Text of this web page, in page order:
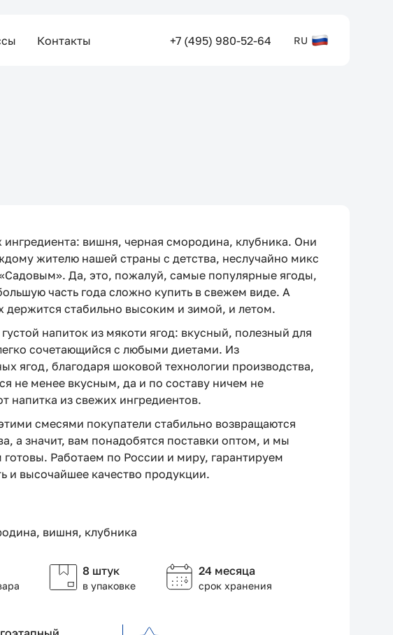
Контакты +7 (495) 980-52-64 RU
ингредиента: вишня, черная смородина, клубника. Они
жителю нашей страны с детства, неслучайно микс
Да, это, пожалуй, самые популярные ягоды,
часть года сложно купить в свежем виде. А
держится стабильно высоким и зимой, и летом.
напиток из мякоти ягод: вкусный, полезный для
сочетающийся с любыми диетами. Из
ягод, благодаря шоковой технологии производства,
не менее вкусным, да и по составу ничем не
напитка из свежих ингредиентов.
смесями покупатели стабильно возвращаются
а значит, вам понадобятся поставки оптом, и мы
готовы. Работаем по России и миру, гарантируем
и высочайшее качество продукции.
вишня, клубника
8 штук
в упаковке
24 месяца
срок хранения